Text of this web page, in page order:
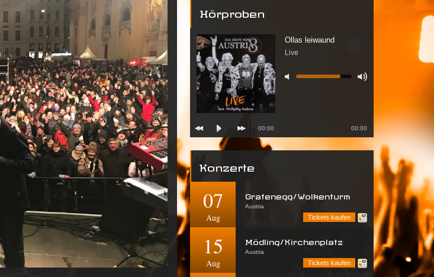
Hörproben
Ollas leiwaund
Live
00:00 00:00
Konzerte
07
Aug
Grafenegg/Wolkenturm
Austria
Tickets kaufen
15
Aug
Mödling/Kirchenplatz
Austria
Tickets kaufen